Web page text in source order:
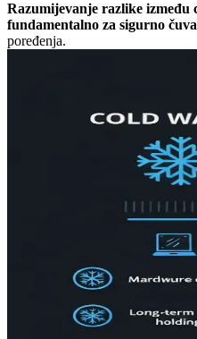
Razumijevanje razlike između
fundamentalno za sigurno
poređenja.